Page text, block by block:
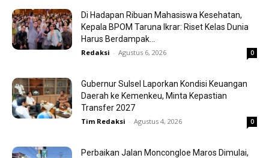
Di Hadapan Ribuan Mahasiswa Kesehatan,
Kepala BPOM Taruna Ikrar: Riset Kelas Dunia
Harus Berdampak...
Redaksi - Agustus 6, 2026 0
Gubernur Sulsel Laporkan Kondisi Keuangan
Daerah ke Kemenkeu, Minta Kepastian
Transfer 2027
Tim Redaksi - Agustus 4, 2026 0
Perbaikan Jalan Moncongloe Maros Dimulai,